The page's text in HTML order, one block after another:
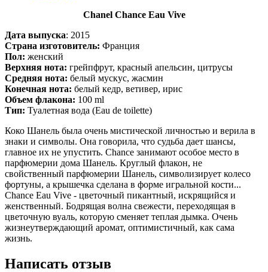
Chanel Chance Eau Vive
Дата выпуска: 2015
Страна изготовитель: Франция
Пол: женский
Верхняя нота: грейпфрут, красный апельсин, цитрусы
Средняя нота: белый мускус, жасмин
Конечная нота: белый кедр, ветивер, ирис
Объем флакона: 100 ml
Тип: Туалетная вода (Eau de toilette)
Коко Шанель была очень мистической личностью и верила в
знаки и символы. Она говорила, что судьба дает шансы,
главное их не упустить. Chance занимают особое место в
парфюмерии дома Шанель. Круглый флакон, не
свойственный парфюмерии Шанель, символизирует колесо
фортуны, а крышечка сделана в форме игральной кости...
Chance Eau Vive - цветочный пикантный, искрящийся и
женственный. Бодрящая волна свежести, переходящая в
цветочную вуаль, которую сменяет теплая дымка. Очень
жизнеутверждающий аромат, оптимистичный, как сама
жизнь.
Написать отзыв